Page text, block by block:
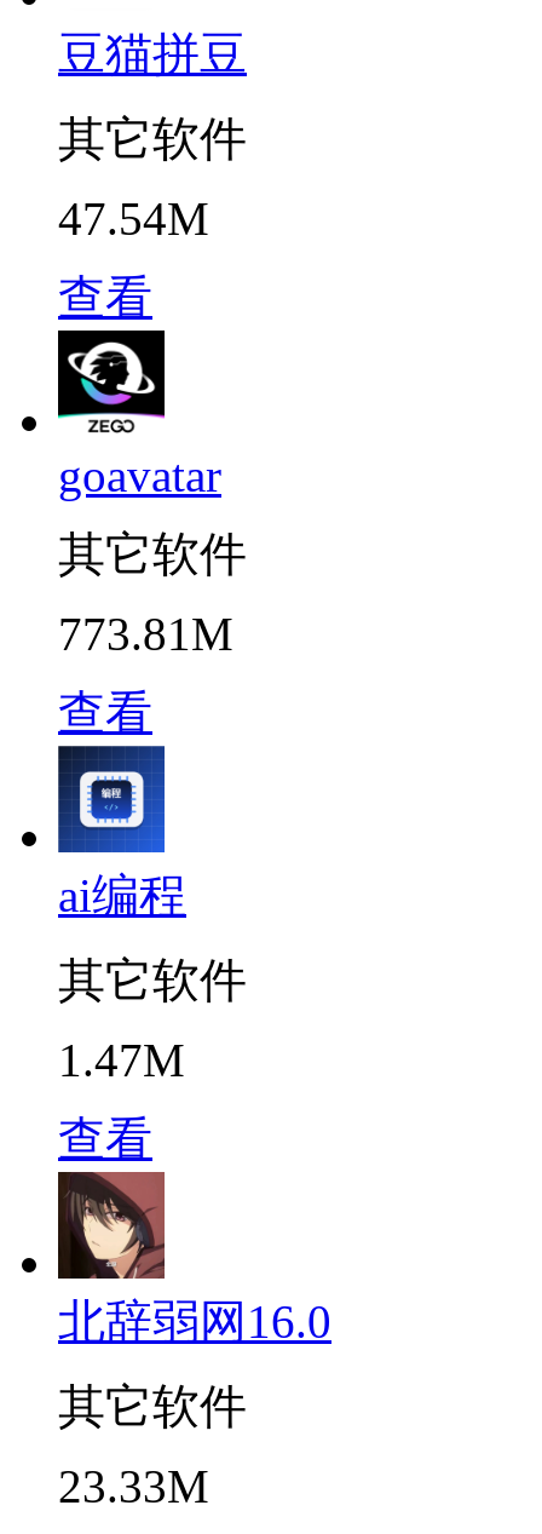
豆猫拼豆
其它软件
47.54M
查看
goavatar
其它软件
773.81M
查看
ai编程
其它软件
1.47M
查看
北辞弱网16.0
其它软件
23.33M